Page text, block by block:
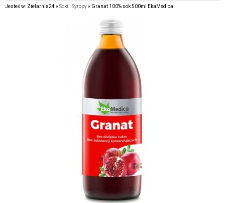
Jesteś w: Zielarnia24 »Soki i Syropy» Granat 100% sok 500ml EkaMedica